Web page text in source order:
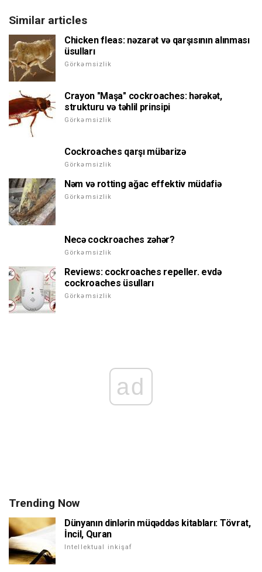
Similar articles
Chicken fleas: nəzarət və qarşısının alınması
üsulları
Görkəmsizlik
Crayon "Maşa" cockroaches: hərəkət,
strukturu və təhlil prinsipi
Görkəmsizlik
Cockroaches qarşı mübarizə
Görkəmsizlik
Nəm və rotting ağac effektiv müdafiə
Görkəmsizlik
Necə cockroaches zəhər?
Görkəmsizlik
Reviews: cockroaches repeller. evdə
cockroaches üsulları
Görkəmsizlik
ad
Trending Now
Dünyanın dinlərin müqəddəs kitabları: Tövrat,
İncil, Quran
Intellektual inkişaf